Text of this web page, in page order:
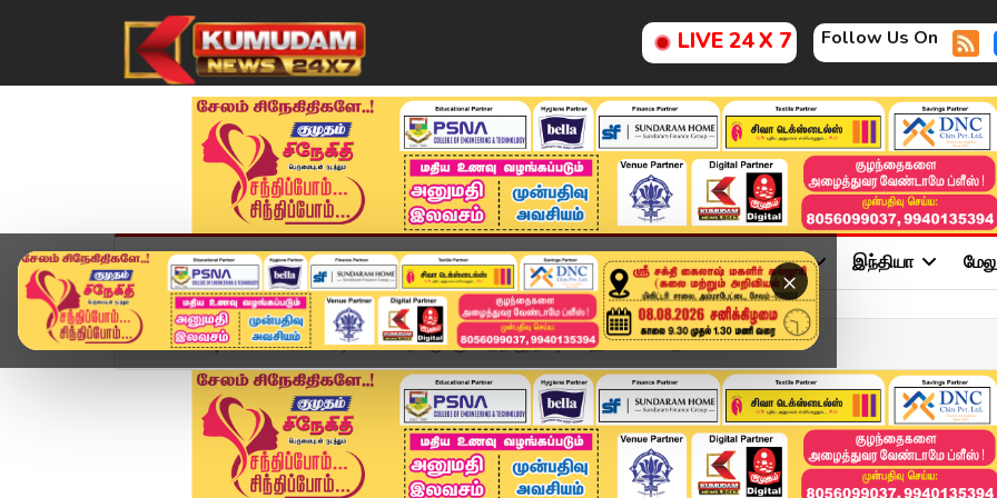
LIVE 24 X 7 Follow Us On
×
முகப்பு விளையாட்டு அண்மை தமிழ்நாடு சினிமா அரசியல் விளையாட்டு இந்தியா
Home வீடியோ ஸ்டோரி ஏடிஎம் சென்றவருக்கு காத்திருந்த ஷாக்! ஹவாலா பணத...